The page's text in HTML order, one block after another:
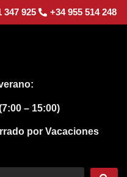
347 925 +34 955 514 248
– 15:00)
por Vacaciones